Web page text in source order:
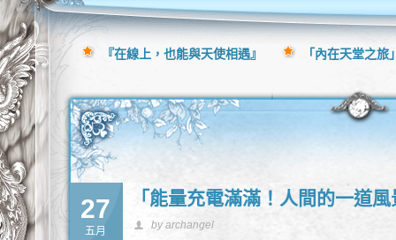
27
五月
「能量充電滿滿！人間的一道
by archangel
『在線上，也能與天使相遇』 「內在天堂之